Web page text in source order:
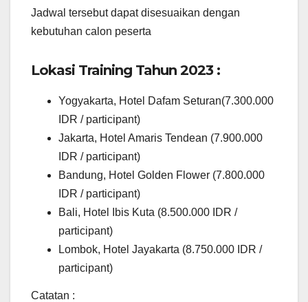
Jadwal tersebut dapat disesuaikan dengan
kebutuhan calon peserta
Lokasi Training Tahun 2023 :
Yogyakarta, Hotel Dafam Seturan(7.300.000
IDR / participant)
Jakarta, Hotel Amaris Tendean (7.900.000
IDR / participant)
Bandung, Hotel Golden Flower (7.800.000
IDR / participant)
Bali, Hotel Ibis Kuta (8.500.000 IDR /
participant)
Lombok, Hotel Jayakarta (8.750.000 IDR /
participant)
Catatan :